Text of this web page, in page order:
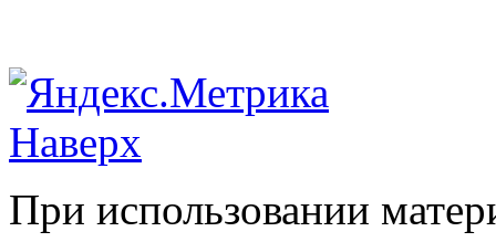
Наверх
При использовании